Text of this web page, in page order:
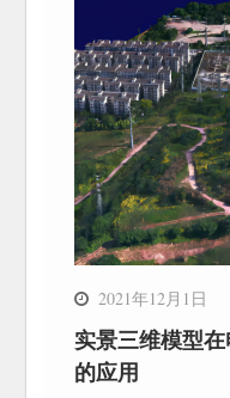
2021年12月1日
实景三维模型
的应用